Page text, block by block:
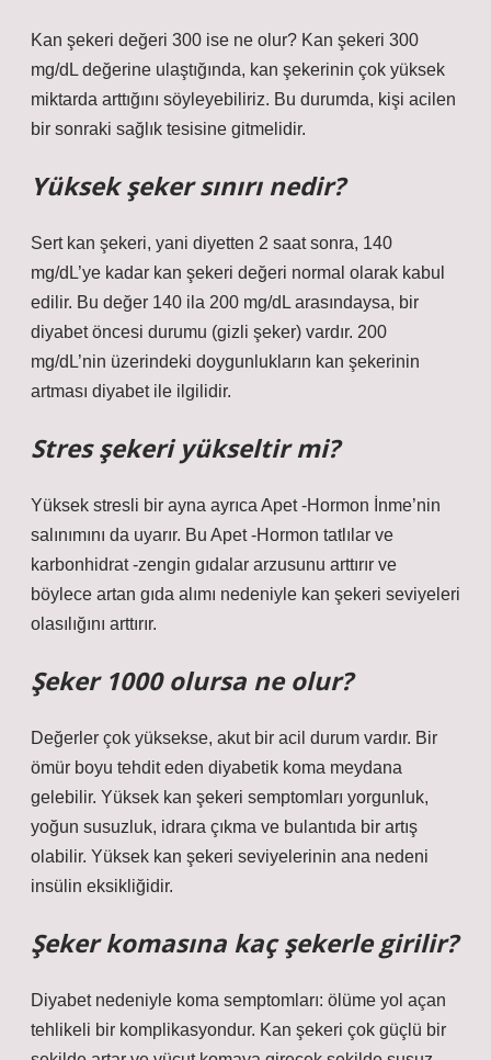
Kan şekeri değeri 300 ise ne olur? Kan şekeri 300
mg/dL değerine ulaştığında, kan şekerinin çok yüksek
miktarda arttığını söyleyebiliriz. Bu durumda, kişi acilen
bir sonraki sağlık tesisine gitmelidir.
Yüksek şeker sınırı nedir?
Sert kan şekeri, yani diyetten 2 saat sonra, 140
mg/dL’ye kadar kan şekeri değeri normal olarak kabul
edilir. Bu değer 140 ila 200 mg/dL arasındaysa, bir
diyabet öncesi durumu (gizli şeker) vardır. 200
mg/dL’nin üzerindeki doygunlukların kan şekerinin
artması diyabet ile ilgilidir.
Stres şekeri yükseltir mi?
Yüksek stresli bir ayna ayrıca Apet -Hormon İnme’nin
salınımını da uyarır. Bu Apet -Hormon tatlılar ve
karbonhidrat -zengin gıdalar arzusunu arttırır ve
böylece artan gıda alımı nedeniyle kan şekeri seviyeleri
olasılığını arttırır.
Şeker 1000 olursa ne olur?
Değerler çok yüksekse, akut bir acil durum vardır. Bir
ömür boyu tehdit eden diyabetik koma meydana
gelebilir. Yüksek kan şekeri semptomları yorgunluk,
yoğun susuzluk, idrara çıkma ve bulantıda bir artış
olabilir. Yüksek kan şekeri seviyelerinin ana nedeni
insülin eksikliğidir.
Şeker komasına kaç şekerle girilir?
Diyabet nedeniyle koma semptomları: ölüme yol açan
tehlikeli bir komplikasyondur. Kan şekeri çok güçlü bir